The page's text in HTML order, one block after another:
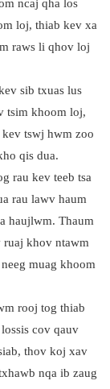
ncaj qha los
loj, thiab kev xa
raws li qhov loj
sib txuas lus
tsim khoom loj,
tswj hwm zoo
qis dua.
rau kev teeb tsa
rau lawv haum
haujlwm. Thaum
ruaj khov ntawm
muag khoom
rooj tog thiab
cov qauv
thov koj xav
nqa ib zaug